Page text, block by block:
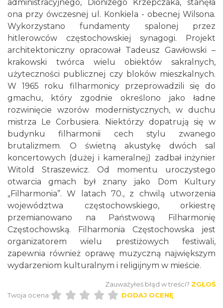
administracyjnego, Dionizego Krzepczaka, stanęła
ona przy ówczesnej ul. Konkiela - obecnej Wilsona.
Wykorzystano fundamenty spalonej przez
hitlerowców częstochowskiej synagogi. Projekt
architektoniczny opracował Tadeusz Gawłowski –
krakowski twórca wielu obiektów sakralnych,
użyteczności publicznej czy bloków mieszkalnych.
W 1965 roku filharmonicy przeprowadzili się do
gmachu, który zgodnie określono jako ładne
rozwinięcie wzorów modernistycznych, w duchu
mistrza Le Corbusiera. Niektórzy dopatrują się w
budynku filharmonii cech stylu zwanego
brutalizmem. O świetną akustykę dwóch sal
koncertowych (dużej i kameralnej) zadbał inżynier
Witold Straszewicz. Od momentu uroczystego
otwarcia gmach był znany jako Dom Kultury
„Filharmonia”. W latach 70., z chwilą utworzenia
województwa częstochowskiego, orkiestrę
przemianowano na Państwową Filharmonię
Częstochowską. Filharmonia Częstochowska jest
organizatorem wielu prestiżowych festiwali,
zapewnia również oprawę muzyczną największym
wydarzeniom kulturalnym i religijnym w mieście.
Zauważyłeś błąd w treści? ZGŁOŚ
Twoja ocena:
DODAJ OCENĘ